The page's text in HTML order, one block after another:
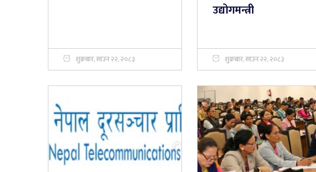
शुक्रबार, साउन २२, २०८३
उद्योगमन्त्री
शुक्रबार, साउन २२, २०८३